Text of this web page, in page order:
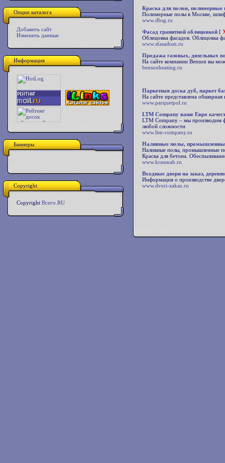
Опции каталога
Добавить сайт
Изменить данные
Информация
Баннеры
Copyright
Copyright Всего.RU
Краска для полов,
Полимерные полы в Москве,
www.dbsg.ru
Фасад гранитной облицовкой [
Облицовка фасадов. Облицовка
www.sfasadom.ru
Продажа газовых, дизельных
На сайте компании Benson вы
bensonheating.ru
Паркетная доска дуб, паркет
На сайте представлена обширная
www.parquetpol.ru
LTM Company ваше Евро
LTM Company – мы производим
любой сложности
www.ltm-company.ru
Наливные полы,
Наливные полы, промышленные
Краска для бетона.
www.krassnab.ru
Входные двери на заказ,
Информация о производстве
www.dveri-zakaz.ru